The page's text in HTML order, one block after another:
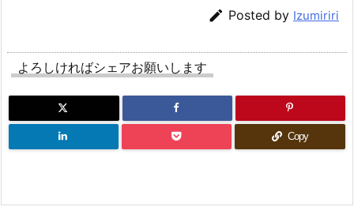
 Posted by Izumiriri
よろしければシェアお願いします
Copy